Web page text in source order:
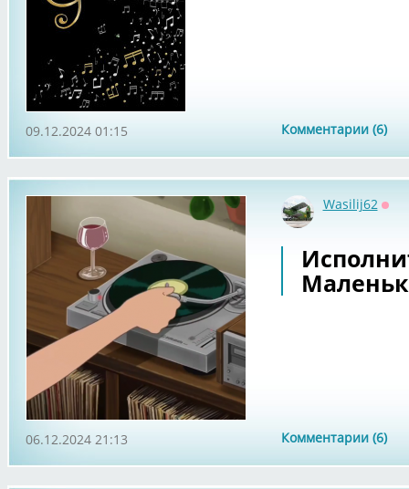
Комментарии (6)
09.12.2024 01:15
Wasilij62
Комментарии (6)
06.12.2024 21:13